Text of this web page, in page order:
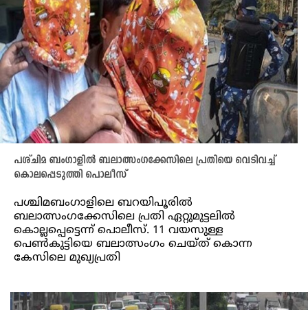
പശ്ചിമ ബംഗാളിൽ ബലാത്സംഗക്കേസിലെ പ്രതിയെ വെടിവച്ച്
കൊലപ്പെടുത്തി പൊലീസ്
പശ്ചിമബംഗാളിലെ ബറയിപൂരിൽ
ബലാത്സംഗക്കേസിലെ പ്രതി ഏറ്റുമുട്ടലിൽ
കൊല്ലപ്പെട്ടെന്ന് പൊലീസ്. 11 വയസുള്ള
പെൺകുട്ടിയെ ബലാത്സംഗം ചെയ്ത് കൊന്ന
കേസിലെ മുഖ്യപ്രതി